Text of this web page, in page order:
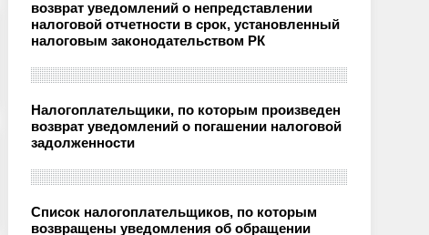
возврат уведомлений о непредставлении
налоговой отчетности в срок, установленный
налоговым законодательством РК
Налогоплательщики, по которым произведен
возврат уведомлений о погашении налоговой
задолженности
Список налогоплательщиков, по которым
возвращены уведомления об обращении